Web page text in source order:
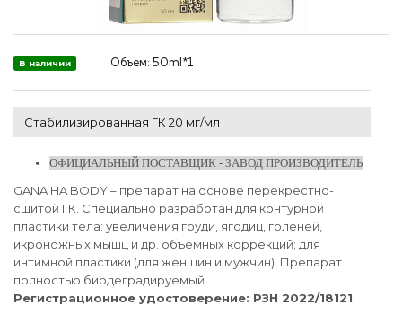
В наличии Объем: 50ml*1
Стабилизированная ГК 20 мг/мл
ОФИЦИАЛЬНЫЙ ПОСТАВЩИК - ЗАВОД ПРОИЗВОДИТЕЛЬ
GANA HA BODY – препарат на основе перекрестно-
сшитой ГК. Специально разработан для контурной
пластики тела: увеличения груди, ягодиц, голеней,
икроножных мышц и др. объемных коррекций; для
интимной пластики (для женщин и мужчин). Препарат
полностью биодеградируемый.
Регистрационное удостоверение: РЗН 2022/18121